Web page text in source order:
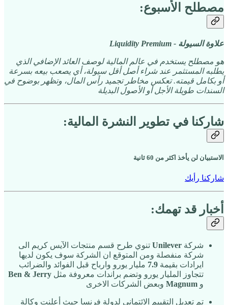
مصطلح الأسبوع:
علاوة السيولة - Liquidity Premium
هو مصطلح يستخدم في عالم المالية لوصف العائد الإضافي الذي
يطلبه المستثمر عند شراء أصل أقل سيولة، أي يصعب بيعه بسرعة
أو بكامل قيمته. تعكس مخاطر تجميد رأس المال، وتظهر بوضوح في
السندات طويلة الأجل أو الأصول البديلة
شاركنا في تطوير النشرة المالية:
الاستبيان لن يأخذ اكثر من 60 ثانية
شاركنا رأيك
أخبار قد تهمك:
شركة Unilever تنوي طرح قسم منتجات الآيس كريم الى
شركة منفصلة ومن المتوقع ان الشركة سوف يكون لديها
ايرادات بقيمة 7.9 مليار يورو وارباح قبل الفوائد والضرائب
تتجاوز المليار يورو وتضم براندات معروفة مثل Ben & Jerry
و Magnum وبعض الشركات الاخرى
تم تعديل التقييم الائتماني لدولة فرنسا حيث أعلنت وكالة